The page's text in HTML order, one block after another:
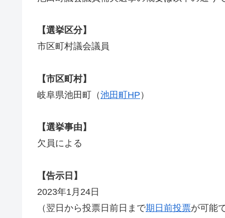
【選挙区分】
市区町村議会議員
【市区町村】
岐阜県池田町（池田町HP ）
【選挙事由】
欠員による
【告示日】
2023年1月24日
（翌日から投票日前日まで期日前投票が可能